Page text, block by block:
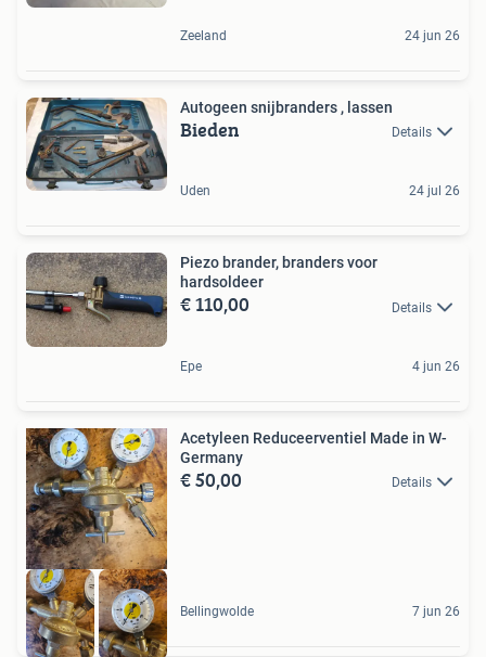
Zeeland 24 jun 26
Autogeen snijbranders , lassen
Bieden Details
Uden 24 jul 26
Piezo brander, branders voor
hardsoldeer
€ 110,00 Details
Epe 4 jun 26
Acetyleen Reduceerventiel Made in W-
Germany
€ 50,00 Details
Bellingwolde 7 jun 26